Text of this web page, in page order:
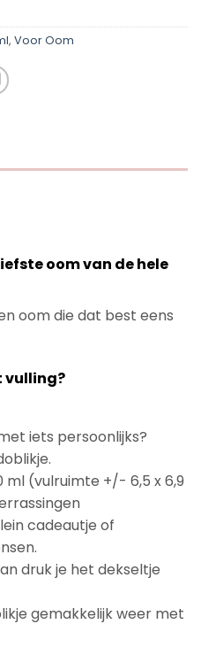
, Voor Oom
oom van de hele
oom die dat best eens
vulling?
iets persoonlijks?
ml (vulruimte +/- 6,5 x 6,9
cadeautje of
druk je het dekseltje
gemakkelijk weer met